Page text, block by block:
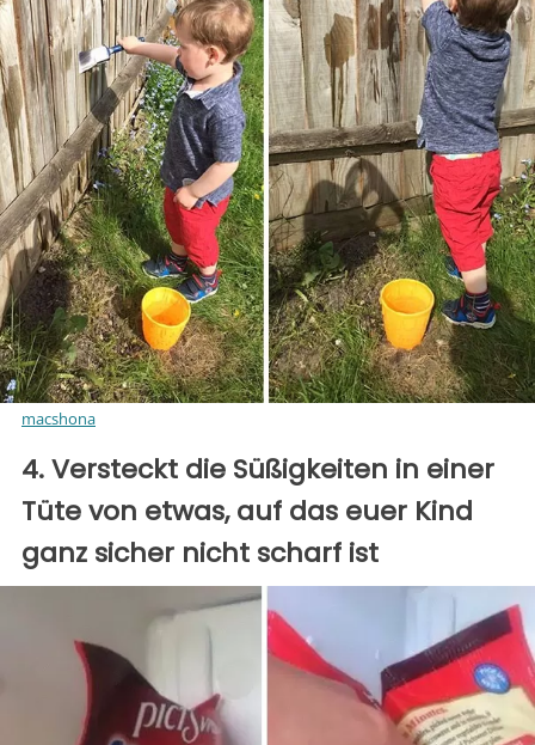
macshona
4. Versteckt die Süßigkeiten in einer
Tüte von etwas, auf das euer Kind
ganz sicher nicht scharf ist